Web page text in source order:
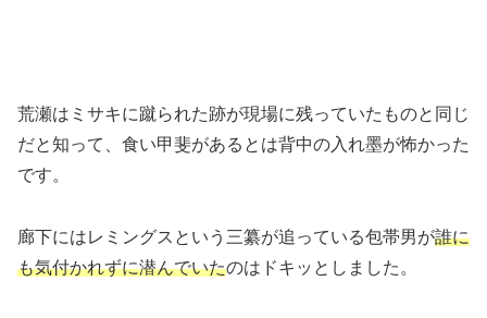
荒瀬はミサキに蹴られた跡が現場に残っていたものと同じ
だと知って、食い甲斐があるとは背中の入れ墨が怖かった
です。
廊下にはレミングスという三纂が追っている包帯男が誰に
も気付かれずに潜んでいたのはドキッとしました。